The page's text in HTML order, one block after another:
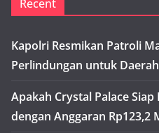
Recent
Kapolri Resmikan Patroli
Perlindungan untuk
Apakah Crystal Palace
dengan Anggaran Rp123,2